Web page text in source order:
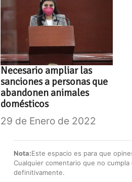
Necesario ampliar las
sanciones a personas que
abandonen animales
domésticos
29 de Enero de 2022
Nota:Este espacio es para que
Cualquier comentario que no
definitivamente.